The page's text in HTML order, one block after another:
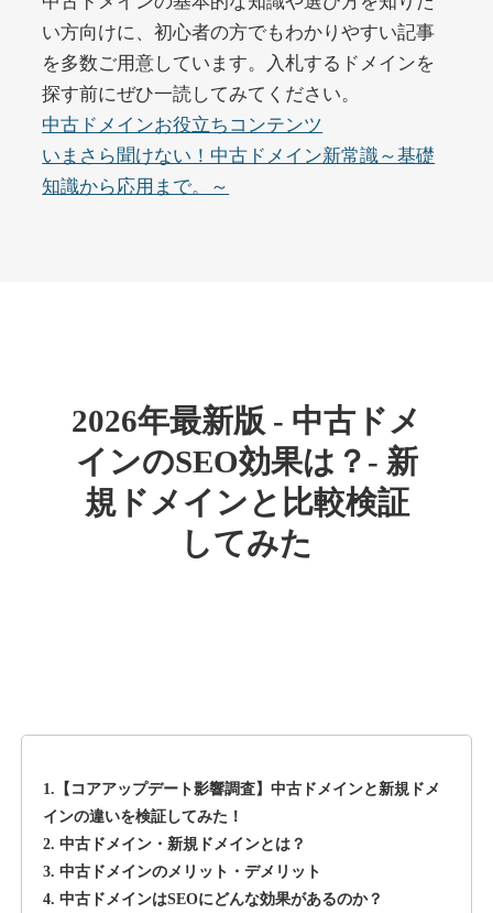
buywrite-plus.com
ジャンルその他
DA 45 外部リンク数4677 ドメイン年齢2年
10,800円 入札 0件
詳細を見る
外部リンク数963 ドメイン年齢
4,500円
rageboy.com
sug-web.jp
ジャンル その他
DA42 外部リンク数740 ドメイン年齢13年
い方向けに、初心者の方でもわかりやすい記事
を多数ご用意しています。入札するドメインを
探す前にぜひ一読してみてください。
中古ドメインお役立ちコンテンツ
いまさら聞けない！中古ドメイン新常識～基礎
知識から応用まで。～
2026年最新版 - 中古ドメ
インのSEO効果は？- 新
規ドメインと比較検証
してみた
1.【コアアップデート影響調査】中古ドメインと新規ドメ
インの違いを検証してみた！
2. 中古ドメイン・新規ドメインとは？
3. 中古ドメインのメリット・デメリット
4. 中古ドメインはSEOにどんな効果があるのか？